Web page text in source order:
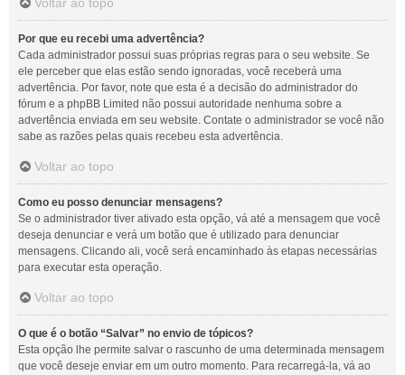
Por que eu recebi uma advertência?
Cada administrador possui suas próprias regras para o seu website. Se
ele perceber que elas estão sendo ignoradas, você receberá uma
advertência. Por favor, note que esta é a decisão do administrador do
fórum e a phpBB Limited não possui autoridade nenhuma sobre a
advertência enviada em seu website. Contate o administrador se você não
sabe as razões pelas quais recebeu esta advertência.
Voltar ao topo
Como eu posso denunciar mensagens?
Se o administrador tiver ativado esta opção, vá até a mensagem que você
deseja denunciar e verá um botão que é utilizado para denunciar
mensagens. Clicando ali, você será encaminhado às etapas necessárias
para executar esta operação.
Voltar ao topo
O que é o botão “Salvar” no envio de tópicos?
Esta opção lhe permite salvar o rascunho de uma determinada mensagem
que você deseje enviar em um outro momento. Para recarregá-la, vá ao